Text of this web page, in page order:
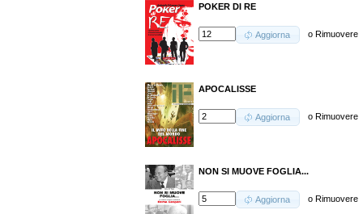
POKER DI RE
Aggiorna oRimuovere
APOCALISSE
Aggiorna oRimuovere
NON SI MUOVE FOGLIA...
Aggiorna oRimuovere